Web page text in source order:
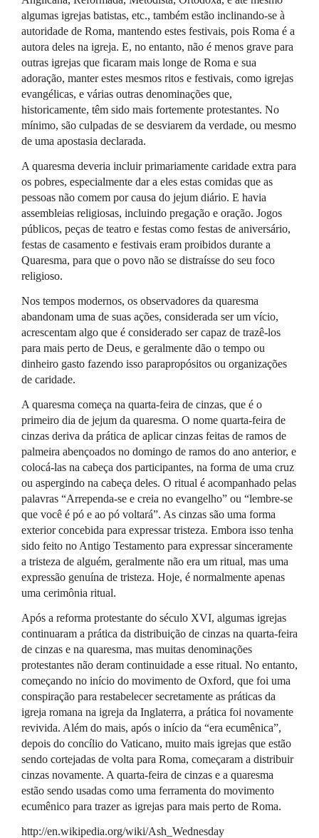
algumas igrejas batistas, etc., também estão inclinando-se à
autoridade de Roma, mantendo estes festivais, pois Roma é a
autora deles na igreja. E, no entanto, não é menos grave para
outras igrejas que ficaram mais longe de Roma e sua
adoração, manter estes mesmos ritos e festivais, como igrejas
evangélicas, e várias outras denominações que,
historicamente, têm sido mais fortemente protestantes. No
mínimo, são culpadas de se desviarem da verdade, ou mesmo
de uma apostasia declarada.
A quaresma deveria incluir primariamente caridade extra para
os pobres, especialmente dar a eles estas comidas que as
pessoas não comem por causa do jejum diário. E havia
assembleias religiosas, incluindo pregação e oração. Jogos
públicos, peças de teatro e festas como festas de aniversário,
festas de casamento e festivais eram proibidos durante a
Quaresma, para que o povo não se distraísse do seu foco
religioso.
Nos tempos modernos, os observadores da quaresma
abandonam uma de suas ações, considerada ser um vício,
acrescentam algo que é considerado ser capaz de trazê-los
para mais perto de Deus, e geralmente dão o tempo ou
dinheiro gasto fazendo isso parapropósitos ou organizações
de caridade.
A quaresma começa na quarta-feira de cinzas, que é o
primeiro dia de jejum da quaresma. O nome quarta-feira de
cinzas deriva da prática de aplicar cinzas feitas de ramos de
palmeira abençoados no domingo de ramos do ano anterior, e
colocá-las na cabeça dos participantes, na forma de uma cruz
ou aspergindo na cabeça deles. O ritual é acompanhado pelas
palavras “Arrependa-se e creia no evangelho” ou “lembre-se
que você é pó e ao pó voltará”. As cinzas são uma forma
exterior concebida para expressar tristeza. Embora isso tenha
sido feito no Antigo Testamento para expressar sinceramente
a tristeza de alguém, geralmente não era um ritual, mas uma
expressão genuína de tristeza. Hoje, é normalmente apenas
uma cerimônia ritual.
Após a reforma protestante do século XVI, algumas igrejas
continuaram a prática da distribuição de cinzas na quarta-feira
de cinzas e na quaresma, mas muitas denominações
protestantes não deram continuidade a esse ritual. No entanto,
começando no início do movimento de Oxford, que foi uma
conspiração para restabelecer secretamente as práticas da
igreja romana na igreja da Inglaterra, a prática foi novamente
revivida. Além do mais, após o início da “era ecumênica”,
depois do concílio do Vaticano, muito mais igrejas que estão
sendo cortejadas de volta para Roma, começaram a distribuir
cinzas novamente. A quarta-feira de cinzas e a quaresma
estão sendo usadas como uma ferramenta do movimento
ecumênico para trazer as igrejas para mais perto de Roma.
http://en.wikipedia.org/wiki/Ash_Wednesday